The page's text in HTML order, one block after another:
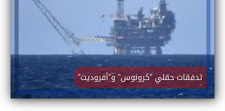
تدفقات حقلي ”كرونوس” و”أفروديت”